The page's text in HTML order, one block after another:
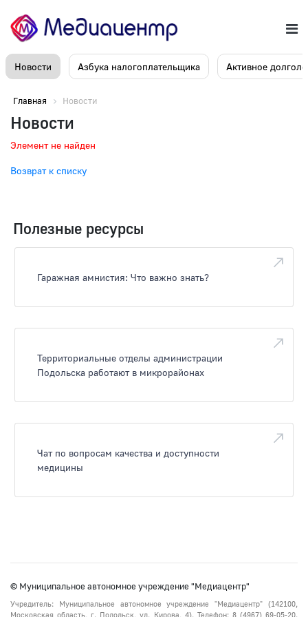
Новости Азбука налогоплательщика Активное
Главная Новости
Новости
Элемент не найден
Возврат к списку
Полезные ресурсы
Гаражная амнистия: Что важно знать?
Территориальные отделы администрации
Подольска работают в микрорайонах
Чат по вопросам качества и доступности
медицины
© Муниципальное автономное учреждение "Медиацентр"
Учредитель: Муниципальное автономное учреждение "Медиацентр" (142100,
Московская область, г. Подольск, ул. Кирова, 4). Телефон: 8 (4967) 69-05-20.